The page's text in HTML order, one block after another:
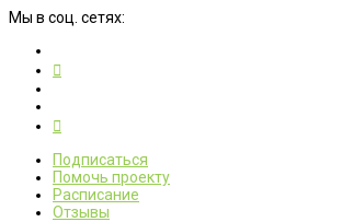
Мы в соц. сетях:
Подписаться
Помочь проекту
Расписание
Отзывы